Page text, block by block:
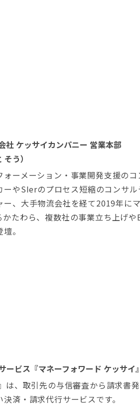
社 ケッサイカンパニー 営業本部
う）
ーメーション・事業開発支援の
やSIerのプロセス短縮のコンサ
、大手物流会社を経て2019年に
たわら、複数社の事業立ち上げ
。
ビス『マネーフォワード ケッサイ
は、取引先の与信審査から請求書
済・請求代行サービスです。